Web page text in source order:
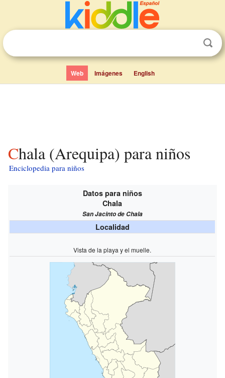
Web Imágenes English
Chala (Arequipa) para niños
Enciclopedia para niños
Datos para niños
Chala
San Jacinto de Chala
Localidad
Vista de la playa y el muelle.